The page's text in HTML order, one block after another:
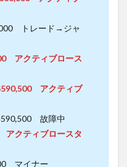
トレード→ジャ
アクティブロース
アクティブ
故障中
クティブロースタ
マイナー